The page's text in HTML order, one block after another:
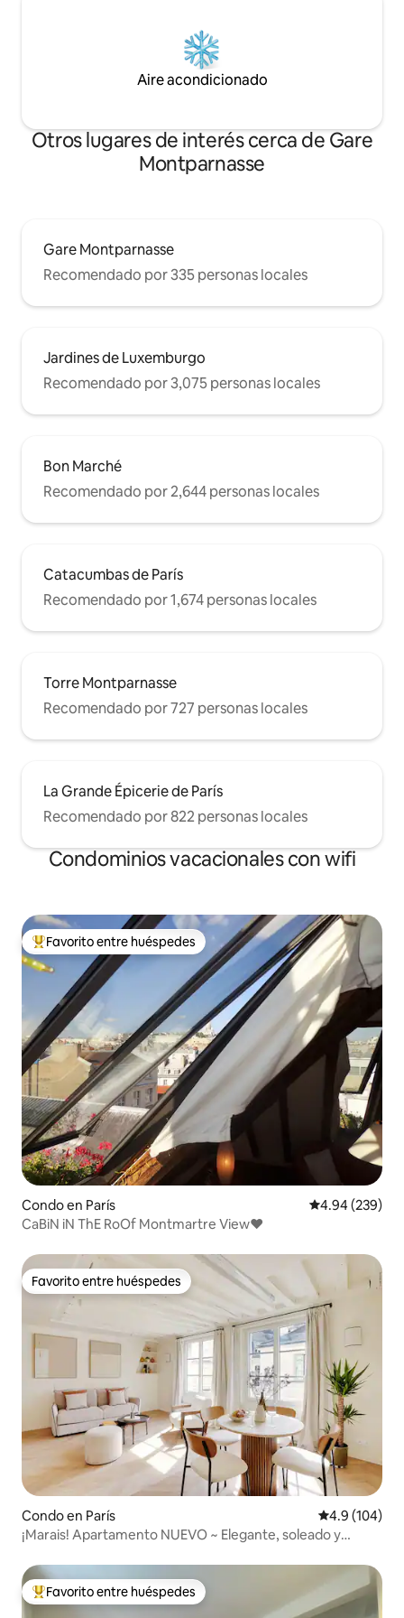
Aire acondicionado
Otros lugares de interés cerca de Gare
Montparnasse
Gare Montparnasse
Recomendado por 335 personas locales
Jardines de Luxemburgo
Recomendado por 3,075 personas locales
Bon Marché
Recomendado por 2,644 personas locales
Catacumbas de París
Recomendado por 1,674 personas locales
Torre Montparnasse
Recomendado por 727 personas locales
La Grande Épicerie de París
Recomendado por 822 personas locales
Condominios vacacionales con wifi
Favorito entre huéspedes preferido
Favorito entre huéspedes
Condo en París Calificación
4.94 (239)
CaBiN iN ThE RoOf Montmartre View♥
Favorito entre huéspedes
Favorito entre huéspedes
Condo en París Calificación
4.9 (104)
¡Marais! Apartamento NUEVO ~ Elegante, soleado y
Favorito entre huéspedes preferido
Favorito entre huéspedes